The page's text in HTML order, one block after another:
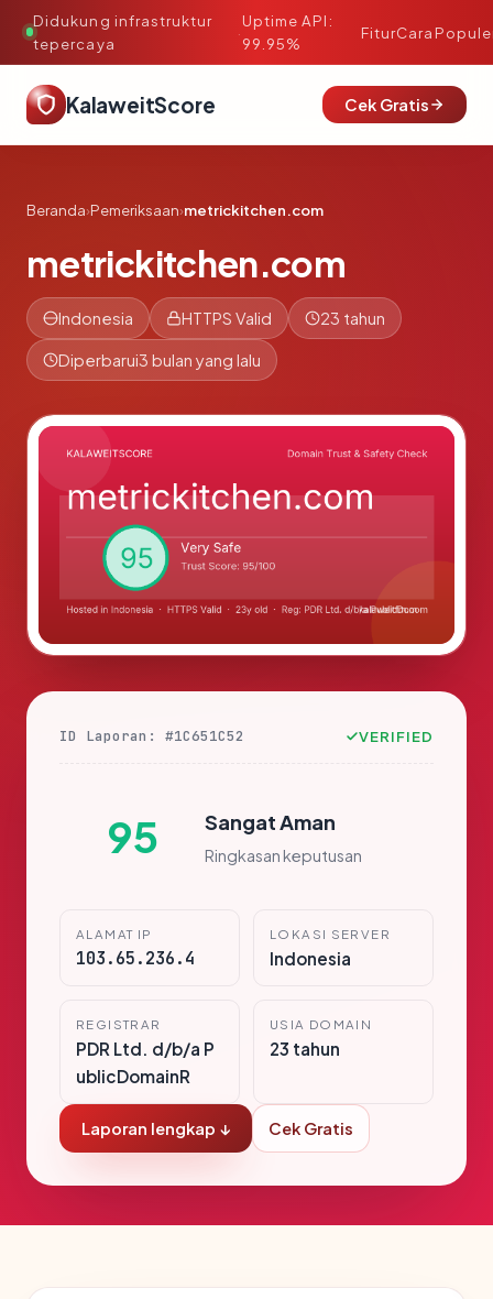
Didukung infrastruktur
tepercaya
·
Uptime API:
99.95%
FiturCara
KalaweitScore Cek Gratis
Beranda›Pemeriksaan›metrickitchen.com
metrickitchen.com
Indonesia HTTPS Valid 23 tahun
Diperbarui3 bulan yang lalu
ID Laporan: #1C651C52 VERIFIED
95 Sangat Aman
Ringkasan keputusan
ALAMAT IP
103.65.236.4
LOKASI SERVER
Indonesia
REGISTRAR
PDR Ltd. d/b/a P
ublicDomainR
USIA DOMAIN
23 tahun
Laporan lengkap ↓ Cek Gratis